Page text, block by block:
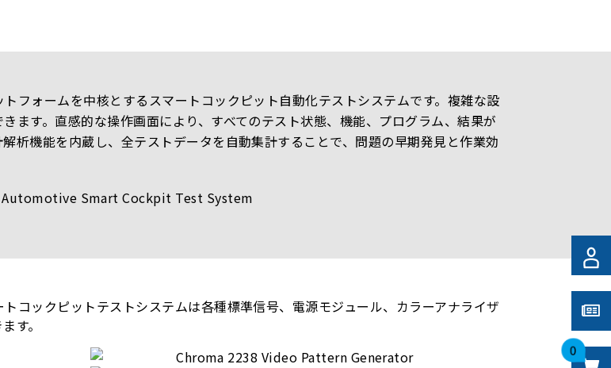
0
フォームを中核とするスマートコックピット自動化テストシステムです。複雑な設
ます。直感的な操作画面により、すべてのテスト状態、機能、プログラム、結果が
析機能を内蔵し、全テストデータを自動集計することで、問題の早期発見と作業効
コックピットテストシステムは各種標準信号、電源モジュール、カラーアナライザ
す。